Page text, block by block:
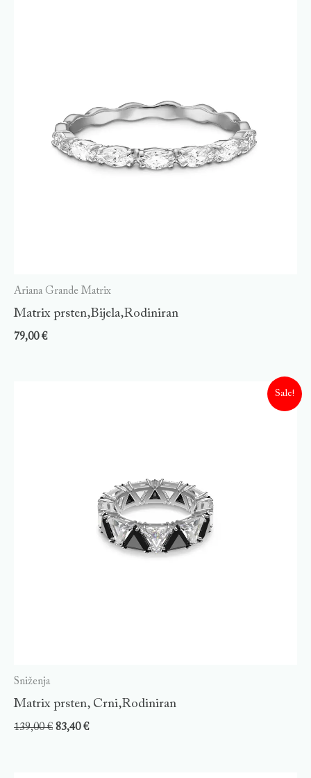
Ariana Grande Matrix
Matrix prsten,Bijela,Rodiniran
79,00€
Sale!
Sniženja
Matrix prsten, Crni,Rodiniran
139,00€ 83,40€